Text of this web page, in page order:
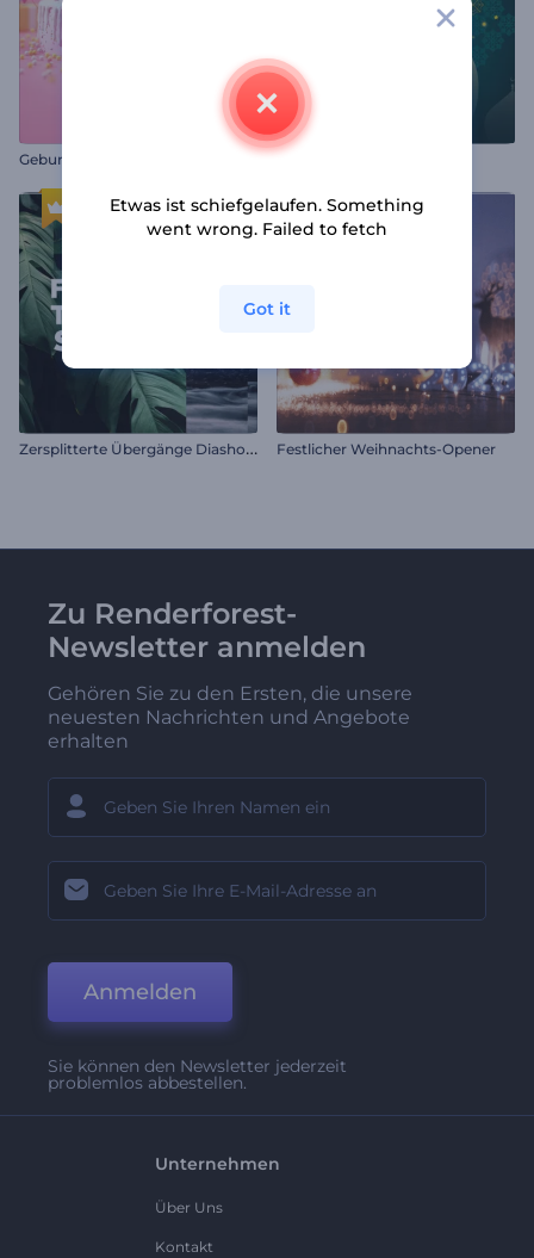
Geburtstagsfeier Opener
Z
ersplitterte Übergänge Diashow Festlicher Weihnachts-Opener
Zu Renderforest-
Newsletter anmelden
Gehören Sie zu den Ersten, die unsere
neuesten Nachrichten und Angebote
erhalten
Anmelden
Sie können den Newsletter jederzeit
problemlos abbestellen.
Unternehmen
Über Uns
Kontakt
Etwas ist schiefgelaufen. Something
went wrong. Failed to fetch
Got it